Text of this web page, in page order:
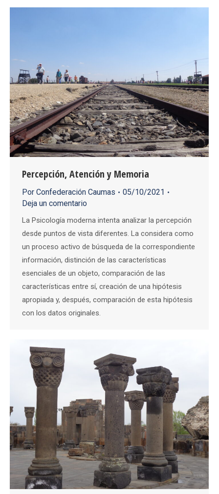
Percepción, Atención y Memoria
Por Confederación Caumas
05/10/2021
Deja un comentario
La Psicología moderna intenta analizar la percepción
desde puntos de vista diferentes. La considera como
un proceso activo de búsqueda de la correspondiente
información, distinción de las características
esenciales de un objeto, comparación de las
características entre sí, creación de una hipótesis
apropiada y, después, comparación de esta hipótesis
con los datos originales.